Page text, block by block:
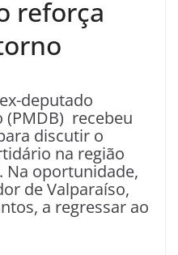
reforça
deputado
recebeu
discutir o
na região
Na oportunidade,
de Valparaíso,
a regressar ao